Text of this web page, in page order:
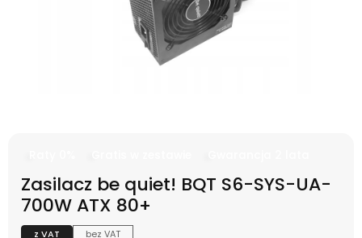
Zasilacz be quiet! BQT S6-SYS-UA-
700W ATX 80+
z VAT bez VAT